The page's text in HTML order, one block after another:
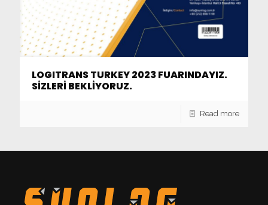
LOGITRANS TURKEY 2023 FUARINDAYIZ.
SİZLERİ BEKLİYORUZ.
Read more